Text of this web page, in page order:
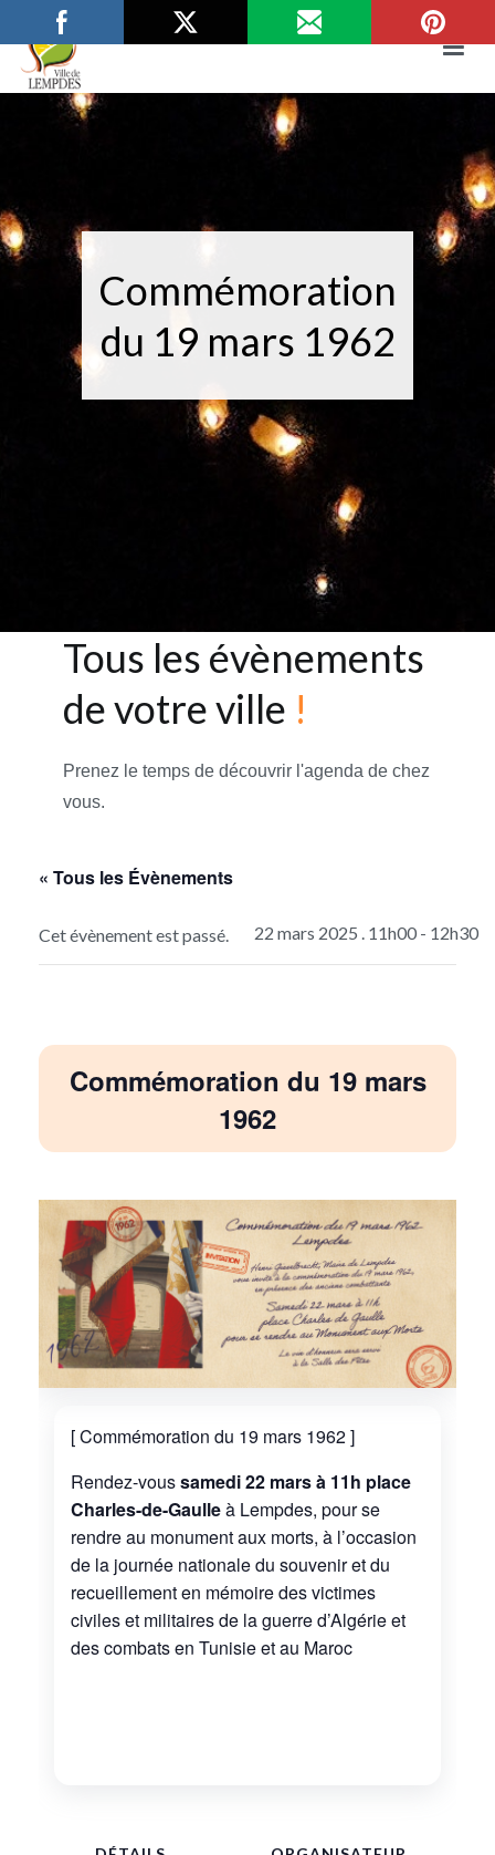
au
contenu
Mairie de Lempdes
Ville de Lempdes
Commémoration
du 19 mars 1962
Tous les évènements
de votre ville !
Prenez le temps de découvrir l'agenda de chez
vous.
« Tous les Évènements
Cet évènement est passé.
Commémoration du 19 mars
1962
22 mars 2025 . 11h00 - 12h30
[ Commémoration du 19 mars 1962 ]
Rendez-voussamedi 22 mars à 11h place
Charles-de-Gaulleà Lempdes, pour se
rendre au monument aux morts, à l’occasion
de la journée nationale du souvenir et du
recueillement en mémoire des victimes
civiles et militaires de la guerre d’Algérie et
des combats en Tunisie et au Maroc